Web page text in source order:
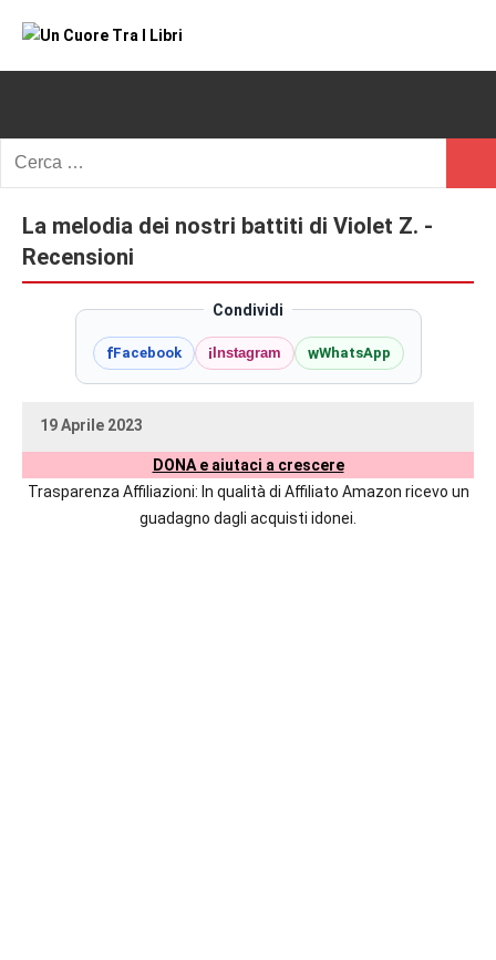
Un
Tra
I
Libri
romance
e
non
solo.
Recensioni,
delle
autrici
La melodia dei nostri battiti di Violet Z. -
Recensioni
Condividi
fFacebook i Instagram wWhatsApp
19 Aprile 2023
uctil_user
Nessun
DONA e aiutaci a crescere
Trasparenza Affiliazioni: In qualità di Affiliato Amazon ricevo un
guadagno dagli acquisti idonei.